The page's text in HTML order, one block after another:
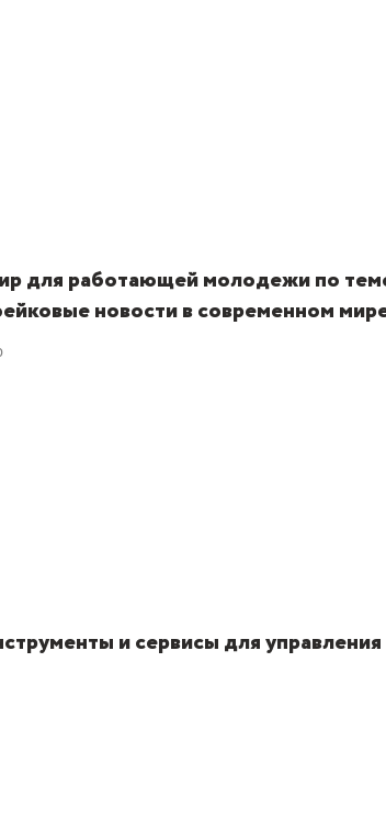
для работающей молодежи по
новости в современном
и сервисы для